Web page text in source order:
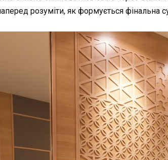
розуміти, як формується фінальна